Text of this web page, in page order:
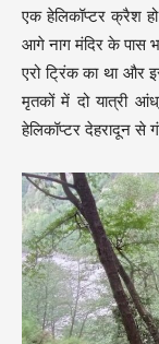
एक हेलिकॉप्टर क्रैश
आगे नाग मंदिर के पास
एरो ट्रिंक का था और
मृतकों में दो यात्री
हेलिकॉप्टर देहरादून से